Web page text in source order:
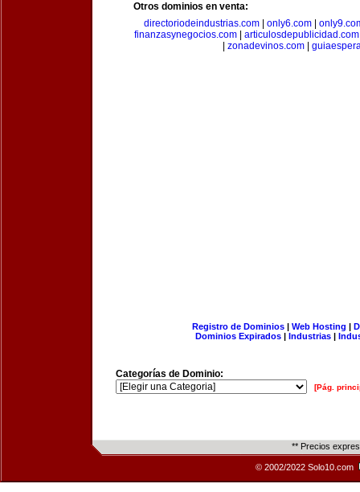
Otros dominios en venta:
directoriodeindustrias.com| only6.com|
finanzasynegocios.com| articulosdepublicidad.com
zonadevinos.com|
Registro de Dominios| Web Hosting |
Dominios Expirados | Industrias |
Categorías de Dominio:
[Pág.
** Precios
© 2002/2022 Solo10.com